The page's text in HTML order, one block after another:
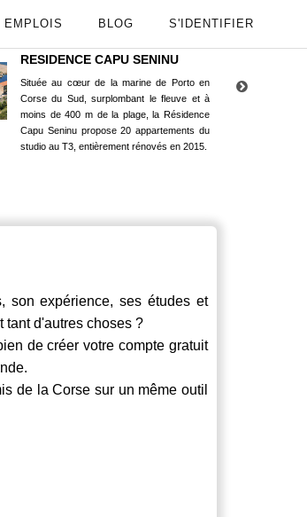
EMPLOIS BLOG S'IDENTIFIER
RESIDENCE CAPU SENINU
Située au cœur de la marine de Porto en
Corse du Sud, surplombant le fleuve et à
moins de 400 m de la plage, la Résidence
Capu Seninu propose 20 appartements du
studio au T3, entièrement rénovés en 2015.
son expérience, ses études et
tant d'autres choses ?
de créer votre compte gratuit
de la Corse sur un même outil